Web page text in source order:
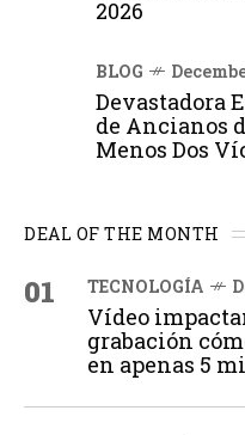
2026
BLOG
Devastadora
de Ancianos
Menos Dos
DEAL OF THE MONTH
01 TECNOLOGÍA
Vídeo
grabación
en apenas 5